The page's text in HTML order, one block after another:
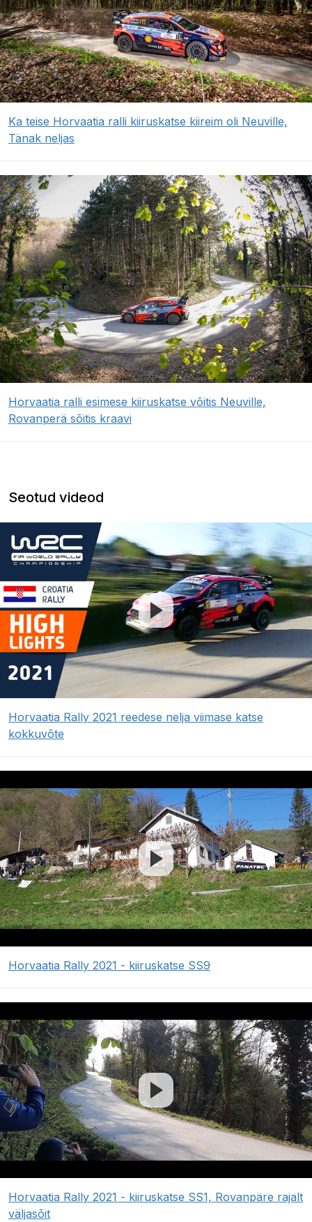
Ka teise Horvaatia ralli kiiruskatse kiireim oli Neuville,
Tänak neljas
Horvaatia ralli esimese kiiruskatse võitis Neuville,
Rovanperä sõitis kraavi
Seotud videod
Horvaatia Rally 2021 reedese nelja viimase katse
kokkuvõte
Horvaatia Rally 2021 - kiiruskatse SS9
Horvaatia Rally 2021 - kiiruskatse SS1, Rovanpäre rajalt
väljasõit